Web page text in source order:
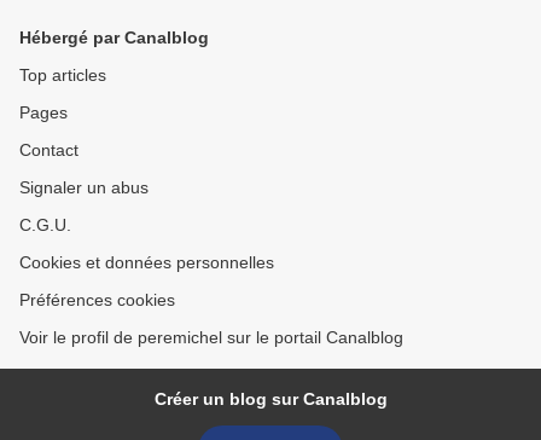
Hébergé par Canalblog
Top articles
Pages
Contact
Signaler un abus
C.G.U.
Cookies et données personnelles
Préférences cookies
Voir le profil de peremichel sur le portail Canalblog
Créer un blog sur Canalblog